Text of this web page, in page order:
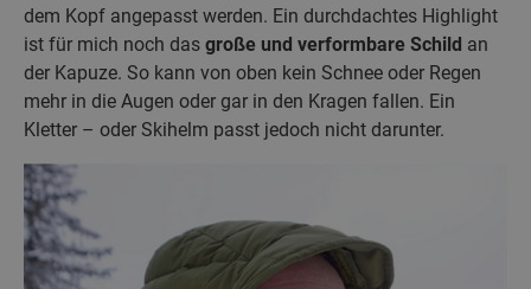
dem Kopf angepasst werden. Ein durchdachtes Highlight
ist für mich noch das große und verformbare Schild an
der Kapuze. So kann von oben kein Schnee oder Regen
mehr in die Augen oder gar in den Kragen fallen. Ein
Kletter – oder Skihelm passt jedoch nicht darunter.